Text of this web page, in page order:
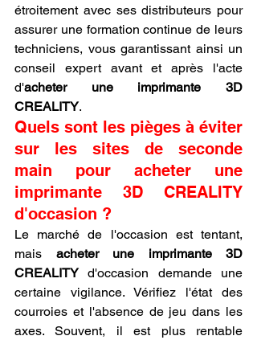
étroitement avec ses distributeurs pour
assurer une formation continue de leurs
techniciens, vous garantissant ainsi un
conseil expert avant et après l'acte
d'acheter une imprimante 3D
CREALITY.
Quels sont les pièges à éviter
sur les sites de seconde
main pour acheter une
imprimante 3D CREALITY
d'occasion ?
Le marché de l'occasion est tentant,
mais acheter une imprimante 3D
CREALITY d'occasion demande une
certaine vigilance. Vérifiez l'état des
courroies et l'absence de jeu dans les
axes. Souvent, il est plus rentable